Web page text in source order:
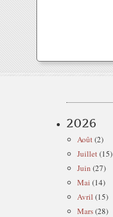
2026
Août(2)
Juillet(15)
Juin (27)
Mai (14)
Avril (15)
Mars(28)